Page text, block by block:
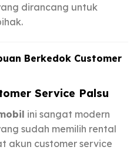
dirancang untuk
Berkedok Customer
Service Palsu
ini sangat modern
sudah memilih rental
akun customer service